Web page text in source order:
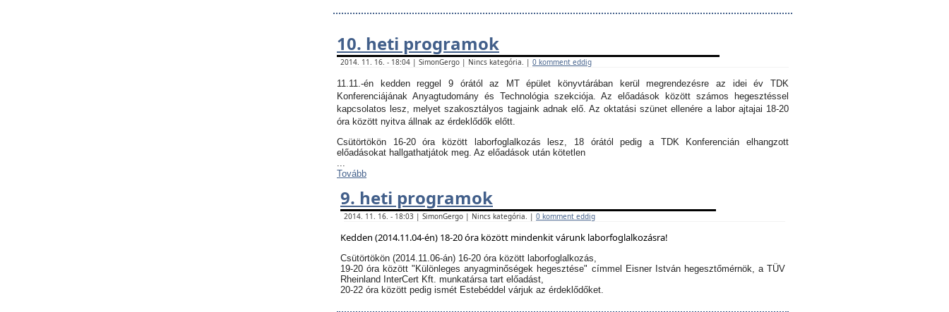
10. heti programok
2014. 11. 16. - 18:04 | SimonGergo | Nincs kategória. | 0 komment eddig
11.11.-én kedden reggel 9 órától az MT épület könyvtárában kerül megrendezésre az idei év TDK
Konferenciájának Anyagtudomány és Technológia szekciója. Az előadások között számos hegesztéssel
kapcsolatos lesz, melyet szakosztályos tagjaink adnak elő. Az oktatási szünet ellenére a labor ajtajai 18-20
óra között nyitva állnak az érdeklődők előtt.
Csütörtökön 16-20 óra között laborfoglalkozás lesz, 18 órától pedig a TDK Konferencián elhangzott
előadásokat hallgathatjátok meg. Az előadások után kötetlen
...
Tovább
9. heti programok
2014. 11. 16. - 18:03 | SimonGergo | Nincs kategória. | 0 komment eddig
Kedden (2014.11.04-én) 18-20 óra között mindenkit várunk laborfoglalkozásra!
Csütörtökön (2014.11.06-án) 16-20 óra között laborfoglalkozás,
19-20 óra között "Különleges anyagminőségek hegesztése" címmel Eisner István hegesztőmérnök, a TÜV
Rheinland InterCert Kft. munkatársa tart előadást,
20-22 óra között pedig ismét Estebéddel várjuk az érdeklődőket.